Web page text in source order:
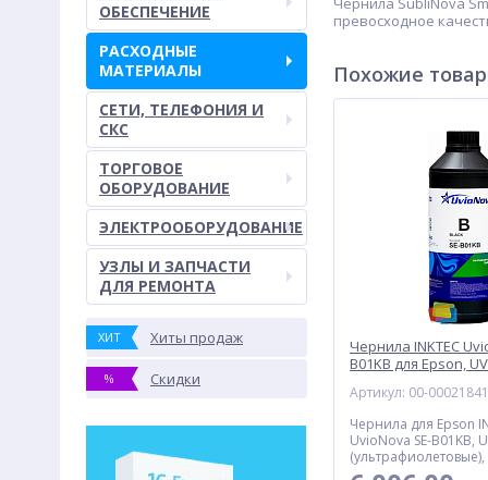
ОБЕСПЕЧЕНИЕ
РАСХОДНЫЕ
МАТЕРИАЛЫ
СЕТИ, ТЕЛЕФОНИЯ И
СКС
ТОРГОВОЕ
ОБОРУДОВАНИЕ
ЭЛЕКТРООБОРУДОВАНИЕ
УЗЛЫ И ЗАПЧАСТИ
ДЛЯ РЕМОНТА
ХИТ Хиты продаж
% Скидки
превосходное
Похожие
Чернила INKTEC
B01KB для Epson,
черный
Артикул: 00-00021841
Чернила для Epson
UvioNova SE-B01KB,